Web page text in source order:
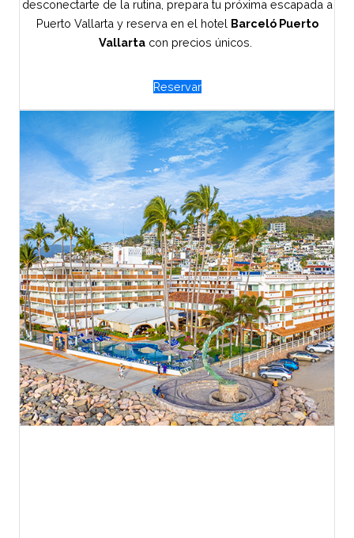
desconectarte de la rutina, prepara tu próxima escapada a
Puerto Vallarta y reserva en el hotel Barceló Puerto
Vallarta con precios únicos.
Reservar